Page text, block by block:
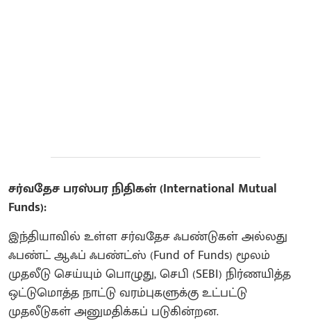
சர்வதேச பரஸ்பர நிதிகள் (International Mutual
Funds):
இந்தியாவில் உள்ள சர்வதேச ஃபண்டுகள் அல்லது
ஃபண்ட் ஆஃப் ஃபண்ட்ஸ் (Fund of Funds) மூலம்
முதலீடு செய்யும் பொழுது, செபி (SEBI) நிர்ணயித்த
ஒட்டுமொத்த நாட்டு வரம்புகளுக்கு உட்பட்டு
முதலீடுகள் அனுமதிக்கப் படுகின்றன.